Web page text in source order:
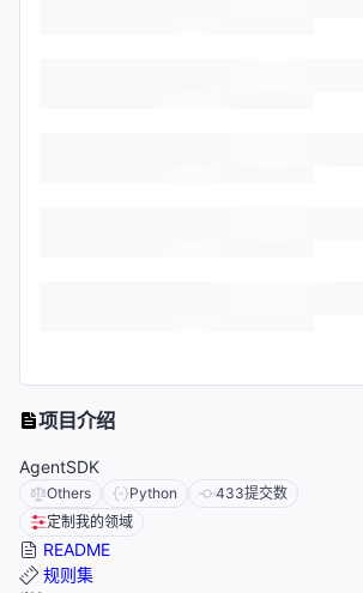
项目介绍
AgentSDK
Others Python 433提交数
定制我的领域
README
规则集